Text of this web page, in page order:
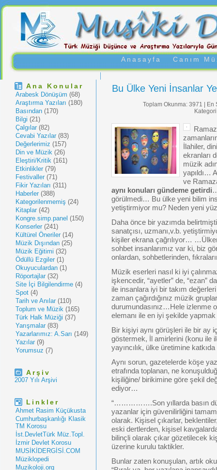
Anasayfa Canım
Ana Konular
Arabesk Dönüşüm (68)
Araştırma Yazıları (180)
Basından (170)
Bilgi (21)
Çalgılar (82)
Cevabi Yazılar (83)
Değerlerimiz (157)
Din ve Müzik (26)
Eleştiri/Kritik (161)
Etkinlikler (79)
Festivaller (71)
Fikir Yazıları (311)
Haberler (388)
Kategorilenmemiş (24)
Kitaplar (42)
Kongre.simp.panel (150)
Konserler (241)
Kültürel Öneriler (14)
Müzik Dışından (25)
Müzik Eğitimi (32)
Ödüllü Ezgiler (1)
Okuyuculardan (1)
Röportajlar (32)
Site İçi Bilgilendirme (4)
Spot (4)
Tarih ve Anılar (110)
Toplum ve Müzik (165)
Türk Halk Müziği (37)
Yarışmalar (83)
Yazarlarımız: A.Sarı (149)
Yazılar (9)
Yorumsuz (7)
Arşiv
2007 Yılı Arşivi
Linkler
Ahmet Rasim Küçükusta
Cumhurbaşkanlığı Klasik
TM Korosu
İst.DevletTürk Müz.Topl.
İzmir Devlet Korosu
MUSİKİDERGİSİ.COM
Müziklopedi
Muzikoloji.org
Bu Ülke Yeni İnsanlar
Toplam Okunma: 3971 |
İlahiler,
ekranları
müzik
yapıldı…
ve
aynı konuları gündeme getirdi
görülmedi… Bu ülke yeni bilim
yetiştirmiyor mu? Neden yeni
Daha önce bir yazımda
sanatçısı, uzmanı,v.b.
kişiler ekrana çağrılıyor…
sohbet insanlarımız var ki, biz
onlardan, sohbetlerinden,
Müzik eserleri nasıl ki iyi
işkencedir, “ayetler” de, “ezan”
ile insanlara iyi bir takım
zaman çağırdığınız müzik
durumundasınız…Hele izlenme
elemanı ile en iyi şekilde yapmak
Bir kişiyi aynı görüşleri ile bir ay
göstermek, İl amirlerini (konu ile
yayıncılık, ülke üretimine
Aynı sorun, gazetelerde köşe
etrafında toplanan, ne
kişiliğine/ birikimine göre şekil
ediyor…
“…………….Son yıllarda basın
yazanlar için güvenilirliğini
olarak. Kişisel çıkarlar,
eski dertlerden, kişisel
bilinçli olarak çıkar gözetilecek
üzerine kurulu taktikler.
Bunlar zaten konuşulan, artık